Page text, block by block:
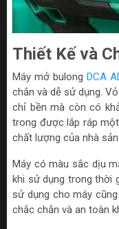
Thiết Kế và
Máy mở bulongDCA
chắn và dễ sử dụng.
chỉ bền mà còn có
trong được lắp ráp
chất lượng của nhà sản
Máy có màu sắc dịu
khi sử dụng trong thời
sử dụng cho máy
chắc chắn và an toàn